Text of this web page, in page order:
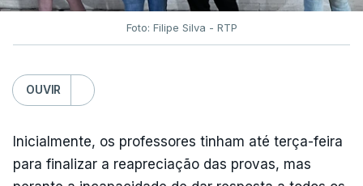
Foto: Filipe Silva - RTP
OUVIR
Inicialmente, os professores tinham até terça-feira
para finalizar a reapreciação das provas, mas